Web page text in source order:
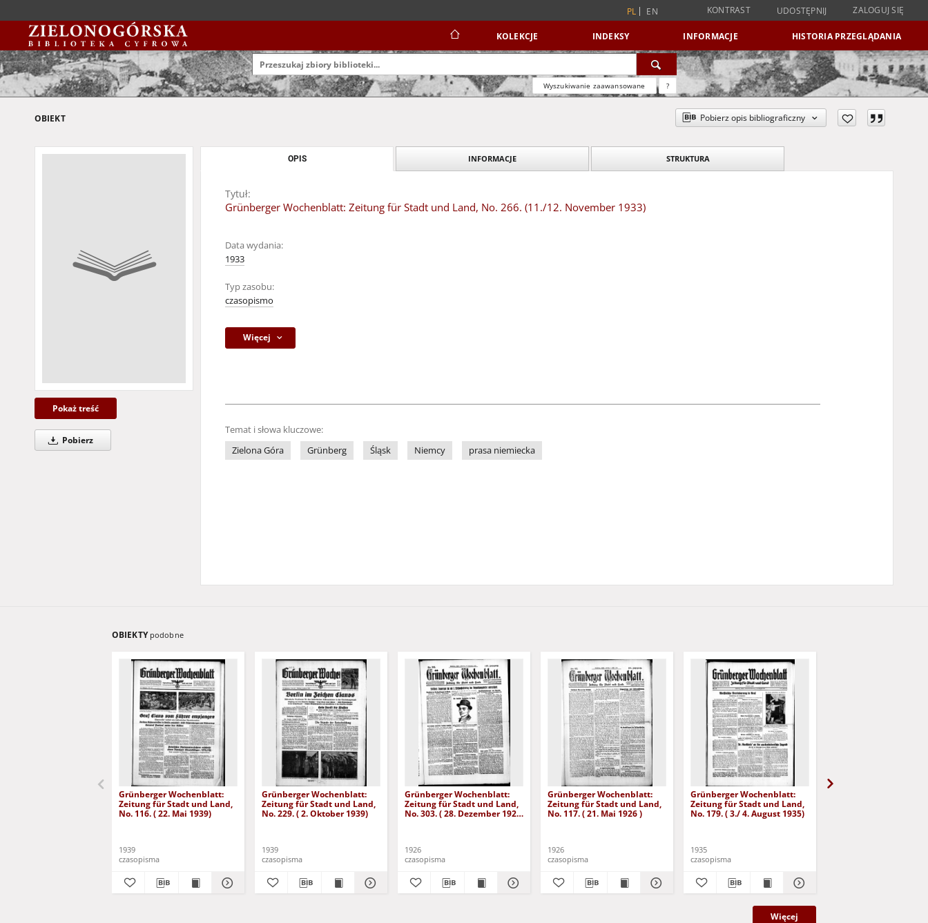
PL EN KONTRAST UDOSTĘPNIJ ZALOGUJ SIĘ
KOLEKCJE INDEKSY INFORMACJE HISTORIA PRZEGLĄDANIA
Wyszukiwanie zaawansowane ?
OBIEKT Pobierz opis bibliograficzny
Pokaż treść
Pobierz
OPIS INFORMACJE STRUKTURA
Tytuł:
Grünberger Wochenblatt: Zeitung für Stadt und Land, No. 266. (11./12. November 1933)
Data wydania:
1933
Typ zasobu:
czasopismo
Więcej
Temat i słowa kluczowe:
Zielona Góra
Grünberg Śląsk Niemcy prasa niemiecka
OBIEKTY podobne
Grünberger Wochenblatt:
Zeitung für Stadt und Land,
No. 116. ( 22. Mai 1939)
1939
czasopisma
Grünberger Wochenblatt:
Zeitung für Stadt und Land,
No. 229. ( 2. Oktober 1939)
1939
czasopisma
Grünberger Wochenblatt:
Zeitung für Stadt und Land,
No. 303. ( 28. Dezember 1926
1926
czasopisma
Grünberger Wochenblatt:
Zeitung für Stadt und Land,
No. 117. ( 21. Mai 1926 )
1926
czasopisma
Grünberger Wochenblatt:
Zeitung für Stadt und Land,
No. 179. ( 3./ 4. August 1935)
1935
czasopisma
Więcej